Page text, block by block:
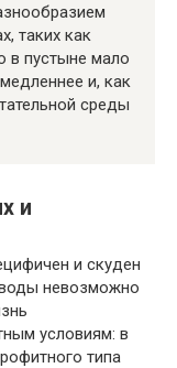
таких как
в пустыне мало
и, как
среды
и
и скуден
невозможно
условиям: в
типа